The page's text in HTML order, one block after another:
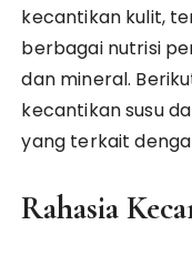
kecantikan kulit,
berbagai nutrisi
dan mineral.
kecantikan susu
yang terkait
Rahasia